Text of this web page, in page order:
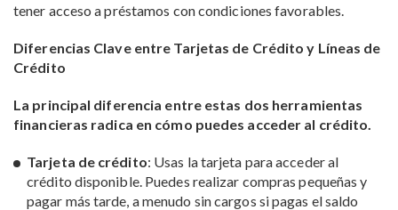
tener acceso a préstamos con condiciones favorables.
Diferencias Clave entre Tarjetas de Crédito y Líneas de
Crédito
La principal diferencia entre estas dos herramientas
financieras radica en cómo puedes acceder al crédito.
Tarjeta de crédito: Usas la tarjeta para acceder al
crédito disponible. Puedes realizar compras pequeñas y
pagar más tarde, a menudo sin cargos si pagas el saldo